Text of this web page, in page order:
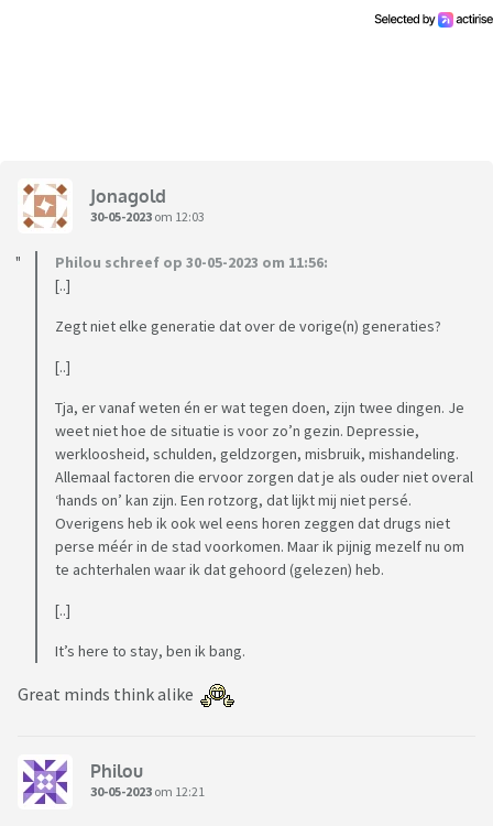
Jonagold
30-05-2023 om 12:03
Philou schreef op 30-05-2023 om 11:56:
[..]
Zegt niet elke generatie dat over de vorige(n) generaties?
[..]
Tja, er vanaf weten én er wat tegen doen, zijn twee dingen. Je
weet niet hoe de situatie is voor zo’n gezin. Depressie,
werkloosheid, schulden, geldzorgen, misbruik, mishandeling.
Allemaal factoren die ervoor zorgen dat je als ouder niet overal
‘hands on’ kan zijn. Een rotzorg, dat lijkt mij niet persé.
Overigens heb ik ook wel eens horen zeggen dat drugs niet
perse méér in de stad voorkomen. Maar ik pijnig mezelf nu om
te achterhalen waar ik dat gehoord (gelezen) heb.
[..]
It’s here to stay, ben ik bang.
Great minds think alike
Philou
30-05-2023 om 12:21